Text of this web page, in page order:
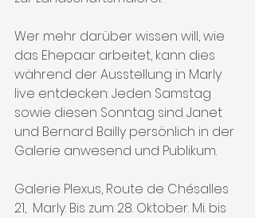
Wer mehr darüber wissen will, wie
das Ehepaar arbeitet, kann dies
während der Ausstellung in Marly
live entdecken: Jeden Samstag
sowie diesen Sonntag sind Janet
und Bernard Bailly persönlich in der
Galerie anwesend und Publikum.
Galerie Plexus, Route de Chésalles
21,  Marly. Bis zum 28. Oktober. Mi. bis